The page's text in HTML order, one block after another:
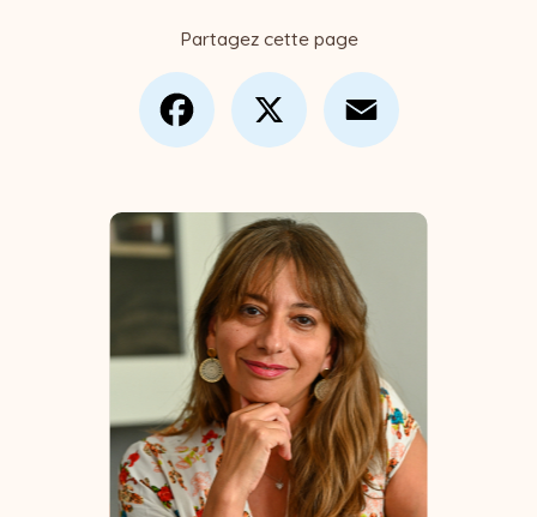
Partagez cette page
Facebook